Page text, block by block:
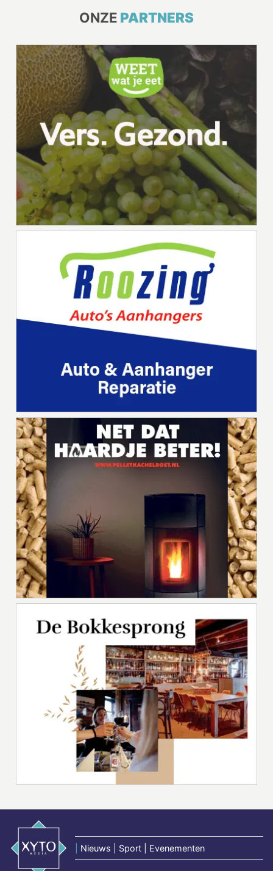
ONZE PARTNERS
Nieuws | Sport | Evenementen